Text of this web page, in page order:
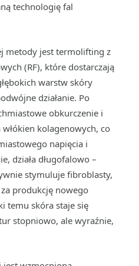
technologię fal
metody jest termolifting z
(RF), które dostarczają
warstw skóry
działanie. Po
obkurczenie i
kolagenowych, co
napięcia i
działa długofalowo –
stymuluje fibroblasty,
produkcję nowego
temu skóra staje się
stopniowo, ale wyraźnie,